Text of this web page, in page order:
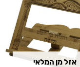
אזל מן המלאי